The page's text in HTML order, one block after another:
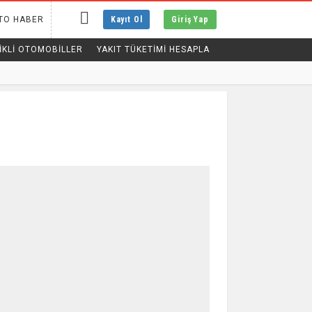
Kayıt Ol Giriş Yap
HABER
OTOMOBILLER YAKIT TÜKETİMİ HESAPLA